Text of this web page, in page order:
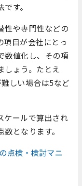
す。
性や専門性などの
項目が会社にとっ
数値化し、その項
しょう。たとえ
しい場合は5など
ケールで算出され
となります。
点検・検討マニ